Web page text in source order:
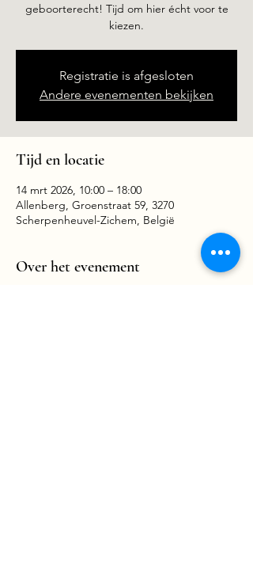
geboorterecht! Tijd om hier écht voor te
kiezen.
Registratie is afgesloten
Andere evenementen bekijken
Tijd en locatie
14 mrt 2026, 10:00 – 18:00
Allenberg, Groenstraat 59, 3270
Scherpenheuvel-Zichem, België
Over het evenement